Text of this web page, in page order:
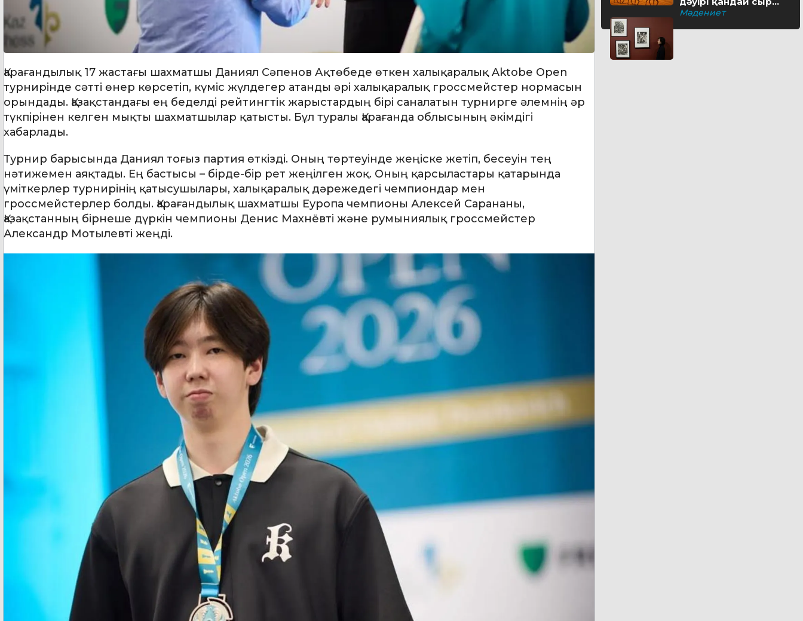
Қарағандылық 17 жастағы шахматшы Даниял Сәпенов Ақтөбеде өткен халықаралық Aktobe Open
турнирінде сәтті өнер көрсетіп, күміс жүлдегер атанды әрі халықаралық гроссмейстер нормасын
орындады. Қазақстандағы ең беделді рейтингтік жарыстардың бірі саналатын турнирге әлемнің әр
түкпірінен келген мықты шахматшылар қатысты. Бұл туралы Қарағанда облысының әкімдігі
хабарлады.
Турнир барысында Даниял тоғыз партия өткізді. Оның төртеуінде жеңіске жетіп, бесеуін тең
нәтижемен аяқтады. Ең бастысы – бірде-бір рет жеңілген жоқ. Оның қарсыластары қатарында
үміткерлер турнирінің қатысушылары, халықаралық дәрежедегі чемпиондар мен
гроссмейстерлер болды. Қарағандылық шахматшы Еуропа чемпионы Алексей Сарананы,
Қазақстанның бірнеше дүркін чемпионы Денис Махнёвті және румыниялық гроссмейстер
Александр Мотылевті жеңді.
бүгіп жатыр?
Мәдениет